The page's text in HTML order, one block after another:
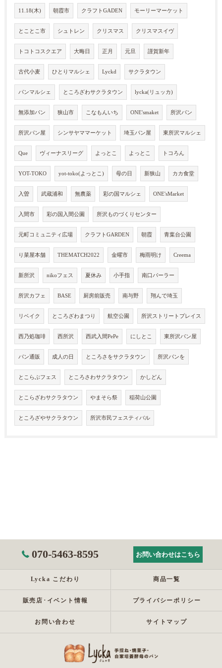
11.18(木) 朝霞市 クラフトGADEN モーリーマーケット
とことこ市 シュトレン クリスマス クリスマスイヴ
トコトコスクエア 大晦日 正月 元旦 謹賀新年
古代小麦 ひとりマルシェ Lyckd サクラタウン
パンマルシェ ところざわサクラタウン lycka(リュッカ)
無添加パン 狭山市 こなもんいち ONE'smaket 所沢パン
所沢パン屋 シンサヤママーケット 埼玉パン屋 東所沢マルシェ
Que ヴィーナスリーグ よっとこ よっとこ トコろん
YOT-TOKO yot-toko(よっとこ) 母の日 新狭山 カカ食堂
入曽 武蔵浦和 無農薬 彩の国マルシェ ONE'sMarket
入間市 彩の国入間公園 所沢ものづくりセンター
元町コミュニティ広場 クラフトGARDEN 朝霞 青葉台公園
り菜屋本舗 THEMATCH2022 金曜市 梅雨明け Creema
新所沢 nikoフェス 夏休み 小手指 南口パーラー
所沢カフェ BASE 厨房前販売 南与野 翔んで埼玉
リベイク ところざわまつり 航空公園 所沢ストリートプレイス
西乃処珈琲 西所沢 西武入間PePe にしとこ 東所沢パン屋
パン通販 成人の日 ところさをサクラタウン 所沢パンを
とこらぶフェス ところさわサクラタウン かしどん
とこらざわサクラタウン やまそら祭 稲荷山公園
ところざやサクラタウン 所沢市民フェスティバル
070-5463-8595 お問い合わせはこちら
Lycka こだわり 商品一覧
販売店･イベント情報 プライバシーポリシー
お問い合わせ サイトマップ